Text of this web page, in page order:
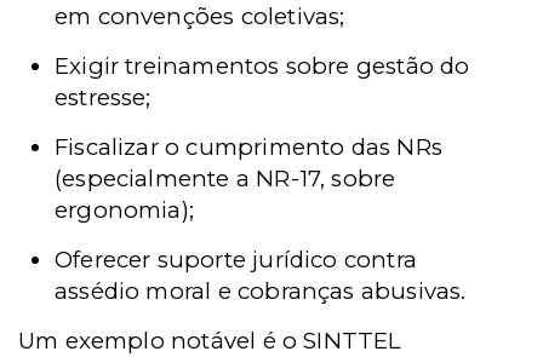
em convenções coletivas;
Exigir treinamentos sobre gestão do
estresse;
Fiscalizar o cumprimento das NRs
(especialmente a NR-17, sobre
ergonomia);
Oferecer suporte jurídico contra
assédio moral e cobranças abusivas.
Um exemplo notável é o SINTTEL